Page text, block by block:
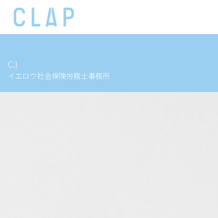
C.I
イエロウ社会保険労務士事務所